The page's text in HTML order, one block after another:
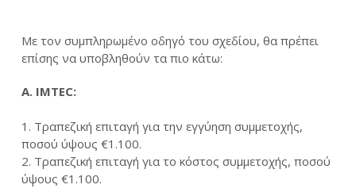
Με τον συμπληρωμένο οδηγό του σχεδίου, θα πρέπει
επίσης να υποβληθούν τα πιο κάτω:
Α. IMTEC:
1. Τραπεζική επιταγή για την εγγύηση συμμετοχής,
ποσού ύψους €1.100.
2. Τραπεζική επιταγή για το κόστος συμμετοχής, ποσού
ύψους €1.100.